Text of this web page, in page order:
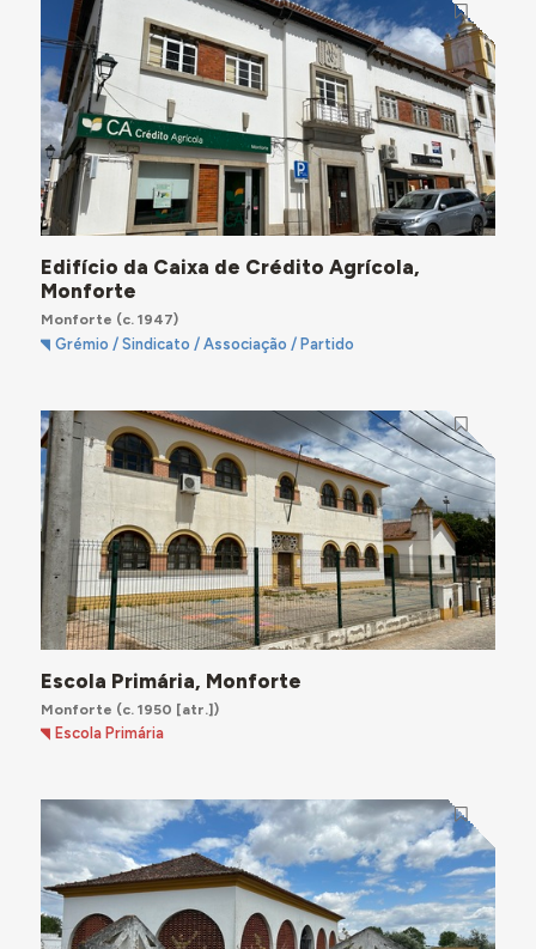
Edifício da Caixa de Crédito Agrícola,
Monforte
Monforte (c. 1947)
Grémio / Sindicato / Associação / Partido
Escola Primária, Monforte
Monforte (c. 1950 [atr.])
Escola Primária